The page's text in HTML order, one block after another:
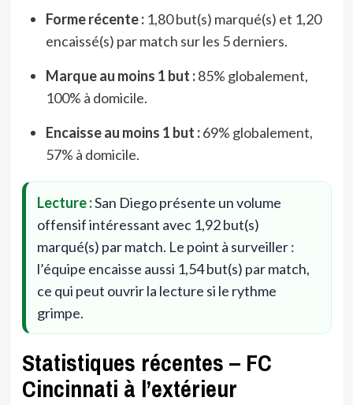
Forme récente :1,80 but(s) marqué(s) et 1,20
encaissé(s) par match sur les 5 derniers.
Marque au moins 1 but :85% globalement,
100% à domicile.
Encaisse au moins 1 but :69% globalement,
57% à domicile.
Lecture :San Diego présente un volume
offensif intéressant avec 1,92 but(s)
marqué(s) par match. Le point à surveiller :
l’équipe encaisse aussi 1,54 but(s) par match,
ce qui peut ouvrir la lecture si le rythme
grimpe.
Statistiques récentes – FC
Cincinnati à l’extérieur